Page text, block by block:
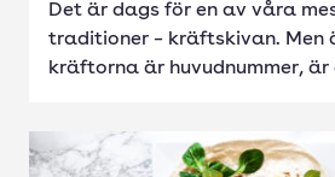
Det är dags för en av våra
traditioner – kräftskivan. Men
kräftorna är huvudnummer, är